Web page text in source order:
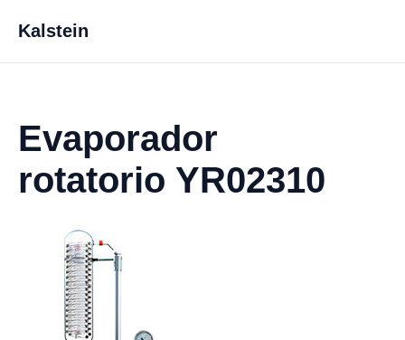
Kalstein
Evaporador
rotatorio YR02310